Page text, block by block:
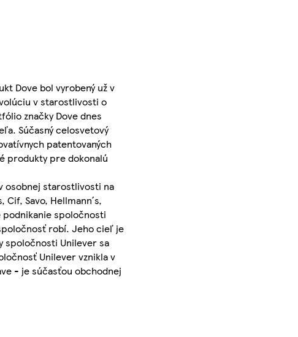
Dove bol vyrobený už v
v starostlivosti o
značky Dove dnes
Súčasný celosvetový
patentovaných
produkty pre dokonalú
osobnej starostlivosti na
Savo, Hellmann´s,
spoločnosti
robí. Jeho cieľ je
spoločnosti Unilever sa
Unilever vznikla v
- je súčasťou obchodnej